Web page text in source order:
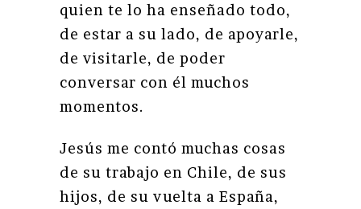
quien te lo ha enseñado todo,
de estar a su lado, de apoyarle,
de visitarle, de poder
conversar con él muchos
momentos.
Jesús me contó muchas cosas
de su trabajo en Chile, de sus
hijos, de su vuelta a España,